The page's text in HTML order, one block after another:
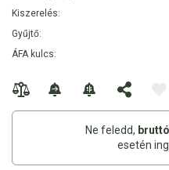
Kiszerelés:
Gyűjtő:
ÁFA kulcs:
Ne feledd,
esetén